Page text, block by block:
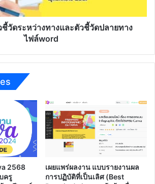
วัดระหว่างทางและตัวชี้วัดปลายทาง
ไฟล์word
2568
ครู
เผยแพร่ผลงาน แบบรายงานผล
การปฏิบัติที่เป็นเลิศ (Best